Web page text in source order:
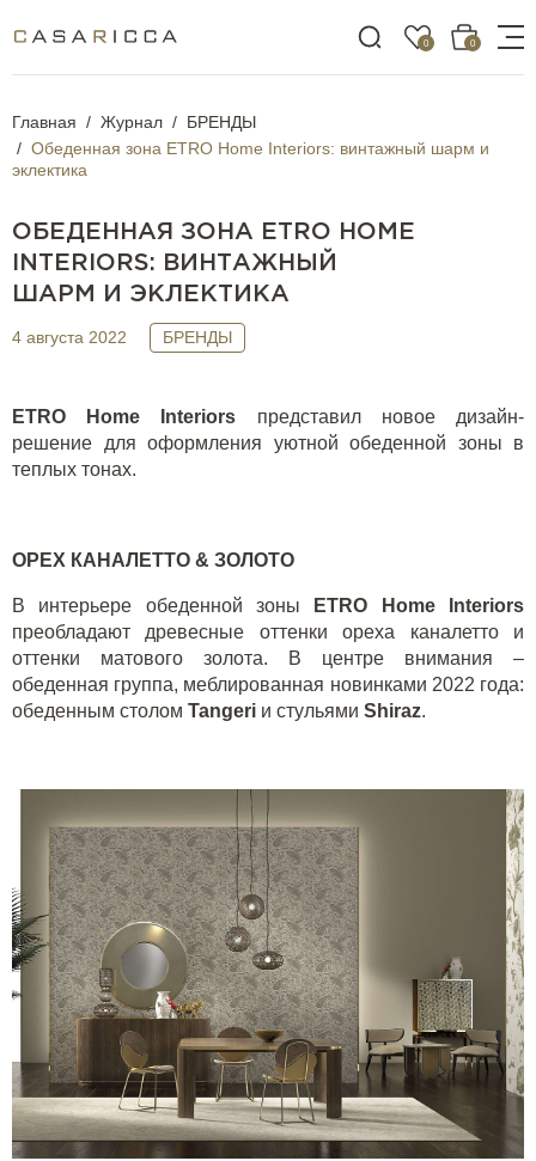
0 0
Главная Журнал
БРЕНДЫ
Обеденная зона ETRO Home Interiors: винтажный шарм и
эклектика
ОБЕДЕННАЯ ЗОНА ETRO HOME
INTERIORS: ВИНТАЖНЫЙ
ШАРМ И ЭКЛЕКТИКА
4 августа 2022 БРЕНДЫ
ETRO Home Interiors
представил новое дизайн-
решение для оформления уютной обеденной зоны в
теплых тонах.
ОРЕХ КАНАЛЕТТО & ЗОЛОТО
В интерьере обеденной зоны ETRO Home
Interiors
преобладают древесные оттенки ореха каналетто и
оттенки матового золота. В центре внимания –
обеденная группа, меблированная новинками 2022 года:
обеденным столом Tangeri и стульями Shiraz.